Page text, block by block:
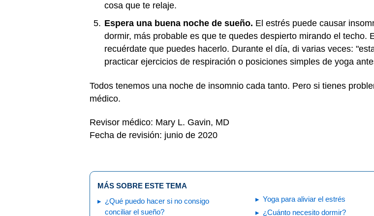
cosa que te relaje.
Espera una buena noche de sueño. El estrés puede causar
dormir, más probable es que te quedes despierto mirando el techo.
recuérdate que puedes hacerlo. Durante el día, di varias veces:
practicar ejercicios de respiración o posiciones simples de yoga
Todos tenemos una noche de insomnio cada tanto. Pero si tienes
médico.
Revisor médico: Mary L. Gavin, MD
Fecha de revisión: junio de 2020
MÁS SOBRE ESTE TEMA
¿Qué puedo hacer si no consigo
conciliar el sueño?
Yoga para aliviar el estrés
¿Cuánto necesito dormir?